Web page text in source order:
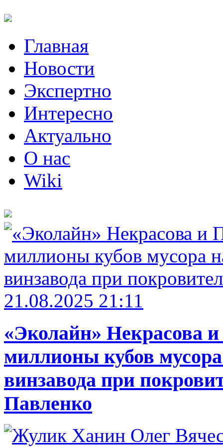
Главная
Новости
Экспертно
Интересно
Актуально
О нас
Wiki
21.08.2025 21:11
«Эколайн» Некрасова
миллионы кубов
винзавода при
Павленко